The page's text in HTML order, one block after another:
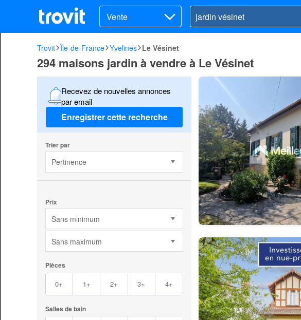
Vente
Trovit Île-de-France Yvelines Le Vésinet
294 maisons jardin à vendre à Le Vésinet
Recevez de nouvelles annonces
par email
Enregistrer cette recherche
Trier par
Pertinence
Prix
Sans minimum
Sans maximum
Pièces
0+ 1+ 2+ 3+ 4+
Salles de bain